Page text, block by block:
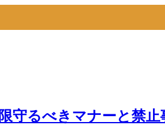
守るべきマナーと禁止